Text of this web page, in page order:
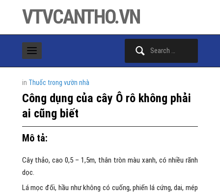
VTVCANTHO.VN
in Thuốc trong vườn nhà
Công dụng của cây Ô rô không phải
ai cũng biết
Mô tả:
Cây thảo, cao 0,5 – 1,5m, thân tròn màu xanh, có nhiều rãnh
dọc.
Lá mọc đối, hầu như không có cuống, phiến lá cứng, dai, mép